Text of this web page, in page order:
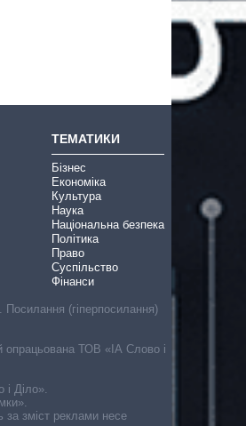
ТЕМАТИКИ
Бізнес
Економіка
Культура
Наука
Національна безпека
Політика
Право
Суспільство
Фінанси
Посилання (гіперпосилання)
опрацьована ТОВ «ІА Слово і
Діло».
за зміст реклами несе